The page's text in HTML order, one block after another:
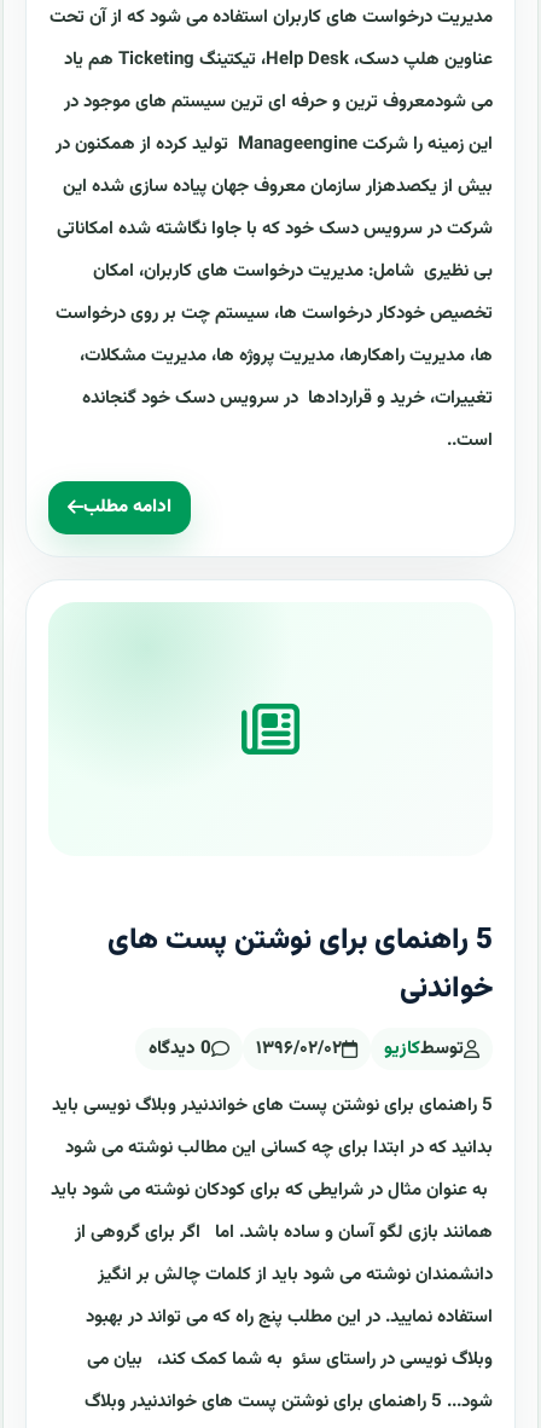
مدیریت درخواست های کاربران استفاده می شود که از آن تحت
عناوین هلپ دسک، Help Desk، تیکتینگ Ticketing هم یاد
می شودمعروف ترین و حرفه ای ترین سیستم های موجود در
این زمینه را شرکت Manageengine تولید کرده از همکنون در
بیش از یکصدهزار سازمان معروف جهان پیاده سازی شده این
شرکت در سرویس دسک خود که با جاوا نگاشته شده امکاناتی
بی نظیری شامل: مدیریت درخواست های کاربران، امکان
تخصیص خودکار درخواست ها، سیستم چت بر روی درخواست
ها، مدیریت راهکارها، مدیریت پروژه ها، مدیریت مشکلات،
تغییرات، خرید و قراردادها در سرویس دسک خود گنجانده
است..
ادامه مطلب
5 راهنمای برای نوشتن پست های
خواندنی
توسطکازیو ۱۳۹۶/۰۲/۰۲ 0 دیدگاه
5 راهنمای برای نوشتن پست های خواندنیدر وبلاگ نویسی باید
بدانید که در ابتدا برای چه کسانی این مطالب نوشته می شود
به عنوان مثال در شرایطی که برای کودکان نوشته می شود باید
همانند بازی لگو آسان و ساده باشد. اما اگر برای گروهی از
دانشمندان نوشته می شود باید از کلمات چالش بر انگیز
استفاده نمایید. در این مطلب پنج راه که می تواند در بهبود
وبلاگ نویسی در راستای سئو به شما کمک کند، بیان می
شود... 5 راهنمای برای نوشتن پست های خواندنیدر وبلاگ